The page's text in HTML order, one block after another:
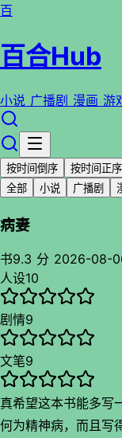
百
百合Hub
小说 广播剧 漫画 游
按时间倒序 按时间正序
全部
小说 广播剧
病妻
书9.3 分 2026-08-
人设10
剧情9
文笔9
真希望这本书能多写
何为精神病，而且写